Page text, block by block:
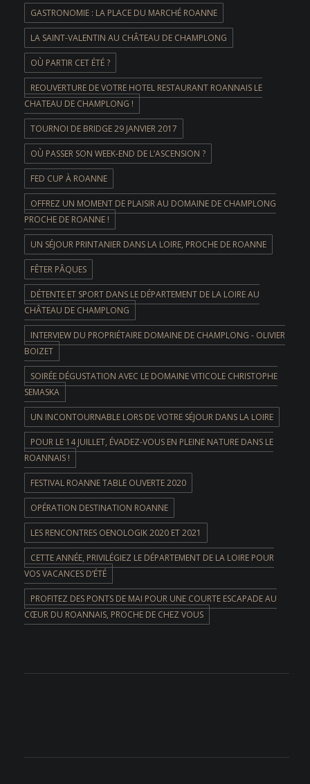
GASTRONOMIE : LA PLACE DU MARCHÉ ROANNE
LA SAINT-VALENTIN AU CHÂTEAU DE CHAMPLONG
OÙ PARTIR CET ÉTÉ ?
REOUVERTURE DE VOTRE HOTEL RESTAURANT ROANNAIS LE
CHATEAU DE CHAMPLONG !
TOURNOI DE BRIDGE 29 JANVIER 2017
OÙ PASSER SON WEEK-END DE L’ASCENSION ?
FED CUP À ROANNE
OFFREZ UN MOMENT DE PLAISIR AU DOMAINE DE CHAMPLONG
PROCHE DE ROANNE !
UN SÉJOUR PRINTANIER DANS LA LOIRE, PROCHE DE ROANNE
FÊTER PÂQUES
DÉTENTE ET SPORT DANS LE DÉPARTEMENT DE LA LOIRE AU
CHÂTEAU DE CHAMPLONG
INTERVIEW DU PROPRIÉTAIRE DOMAINE DE CHAMPLONG - OLIVIER
BOIZET
SOIRÉE DÉGUSTATION AVEC LE DOMAINE VITICOLE CHRISTOPHE
SEMASKA
UN INCONTOURNABLE LORS DE VOTRE SÉJOUR DANS LA LOIRE
POUR LE 14 JUILLET, ÉVADEZ-VOUS EN PLEINE NATURE DANS LE
ROANNAIS !
FESTIVAL ROANNE TABLE OUVERTE 2020
OPÉRATION DESTINATION ROANNE
LES RENCONTRES OENOLOGIK 2020 ET 2021
CETTE ANNÉE, PRIVILÉGIEZ LE DÉPARTEMENT DE LA LOIRE POUR
VOS VACANCES D’ÉTÉ
PROFITEZ DES PONTS DE MAI POUR UNE COURTE ESCAPADE AU
CŒUR DU ROANNAIS, PROCHE DE CHEZ VOUS